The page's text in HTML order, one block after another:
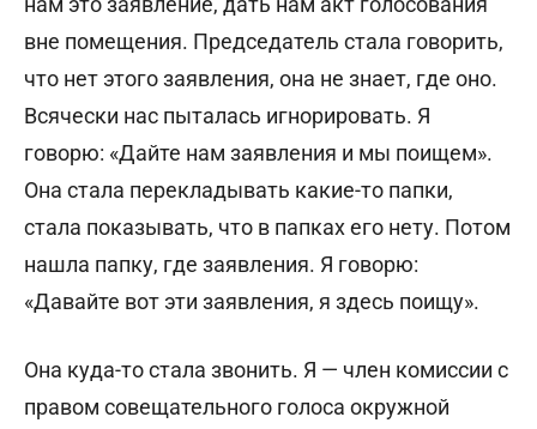
вне помещения. Председатель стала говорить,
что нет этого заявления, она не знает, где оно.
Всячески нас пыталась игнорировать. Я
говорю: «Дайте нам заявления и мы поищем».
Она стала перекладывать какие-то папки,
стала показывать, что в папках его нету. Потом
нашла папку, где заявления. Я говорю:
«Давайте вот эти заявления, я здесь поищу».
Она куда-то стала звонить. Я — член комиссии с
правом совещательного голоса окружной